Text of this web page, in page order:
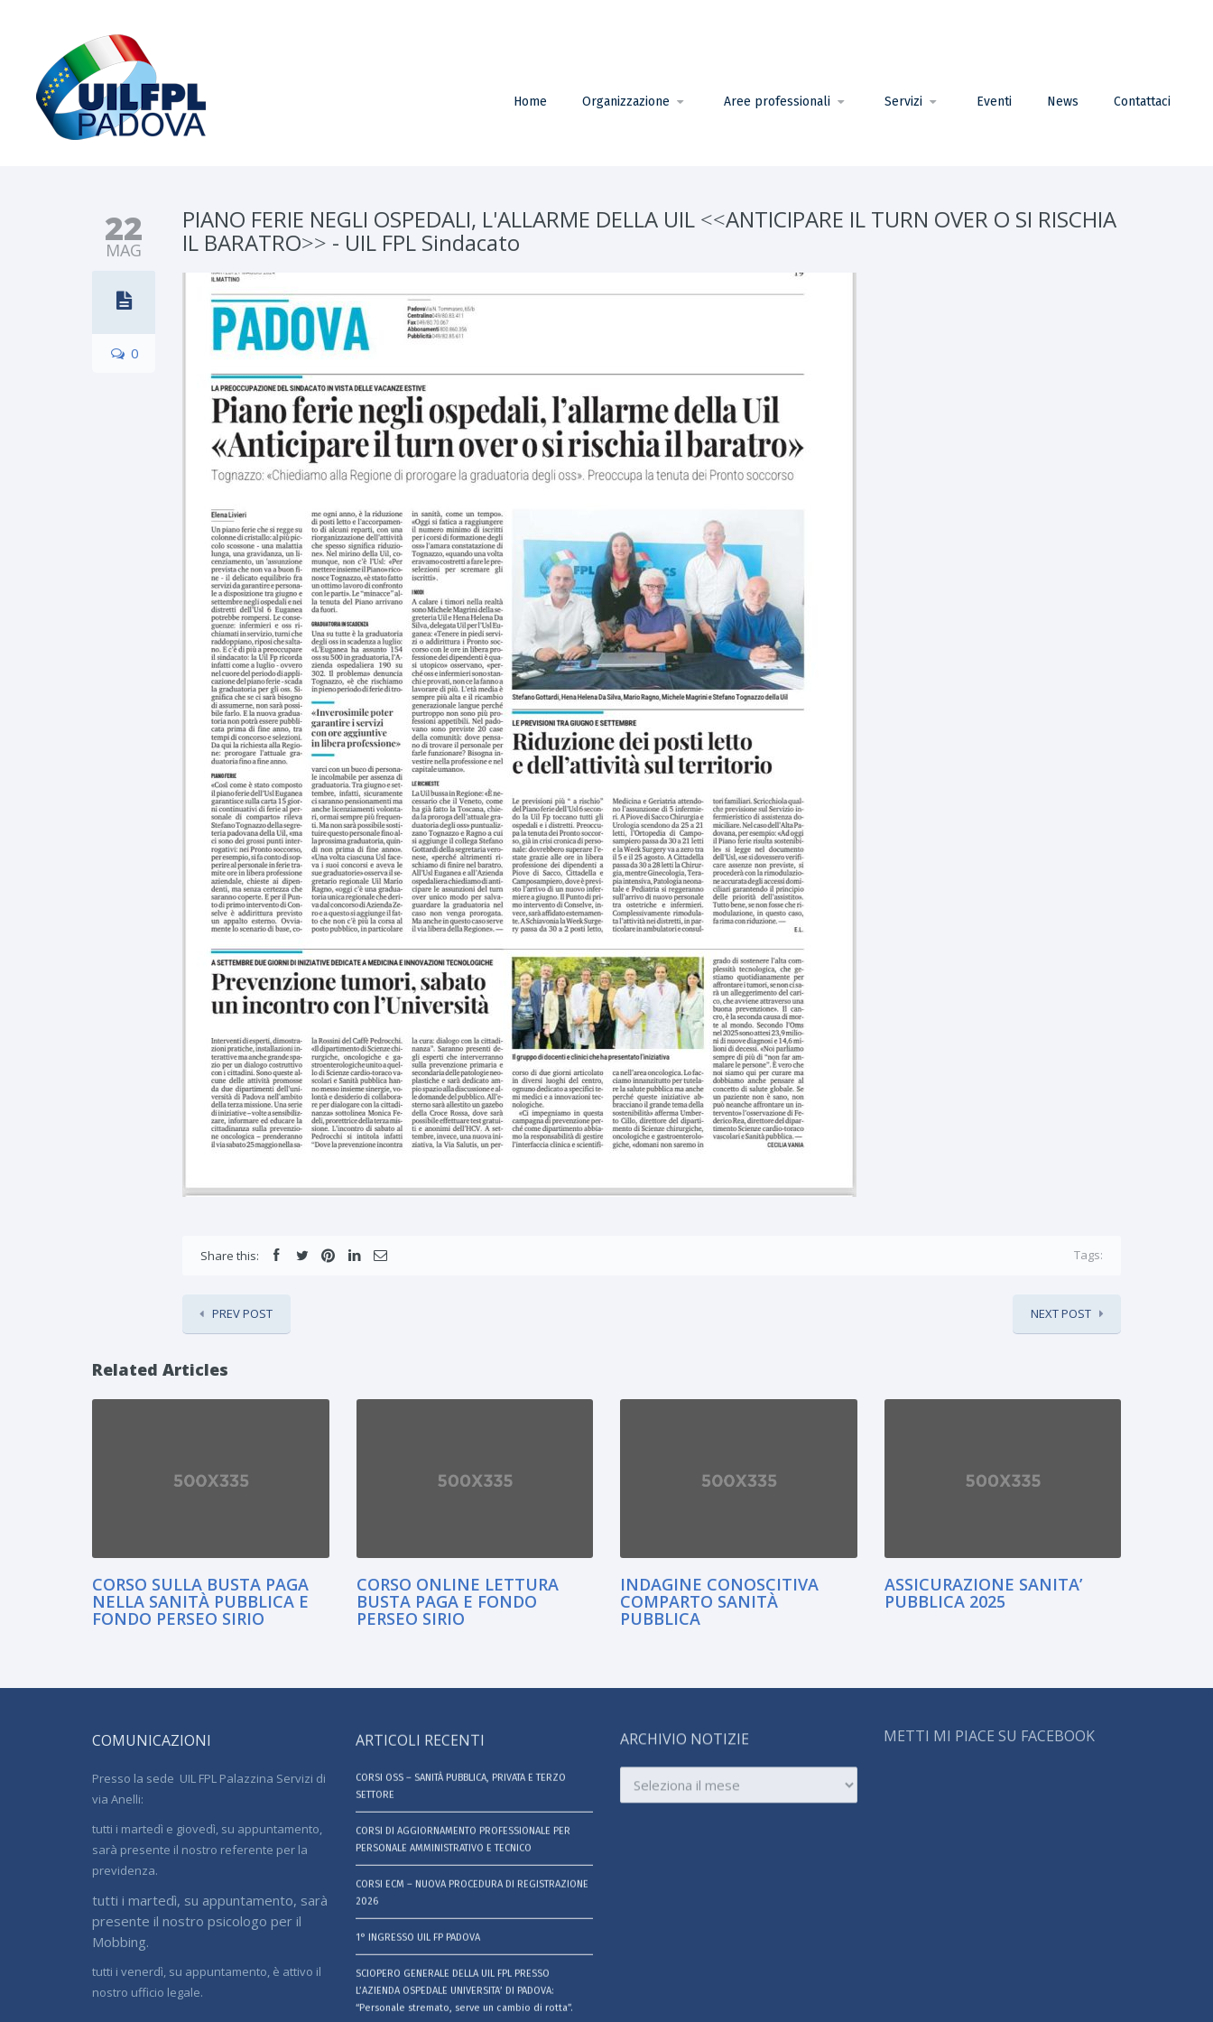
Home Organizzazione Aree professionali Servizi Eventi News Contattaci
22
MAG
0
PIANO FERIE NEGLI OSPEDALI, L'ALLARME DELLA UIL ˂˂ANTICIPARE IL TURN OVER O SI RISCHIA
IL BARATRO˃˃ - UIL FPL Sindacato
Share this: Tags:
PREV POST NEXT POST
Related Articles
CORSO SULLA BUSTA PAGA
NELLA SANITÀ PUBBLICA E
FONDO PERSEO SIRIO
CORSO ONLINE LETTURA
BUSTA PAGA E FONDO
PERSEO SIRIO
INDAGINE CONOSCITIVA
COMPARTO SANITÀ
PUBBLICA
ASSICURAZIONE SANITA’
PUBBLICA 2025
COMUNICAZIONI
Presso la sede UIL FPL Palazzina Servizi di
via Anelli:
tutti i martedì e giovedì, su appuntamento,
sarà presente il nostro referente per la
previdenza.
tutti i martedì, su appuntamento, sarà
presente il nostro psicologo per il
Mobbing.
tutti i venerdì, su appuntamento, è attivo il
nostro ufficio legale.
ARTICOLI RECENTI
CORSI OSS – SANITÀ PUBBLICA, PRIVATA E TERZO
SETTORE
CORSI DI AGGIORNAMENTO PROFESSIONALE PER
PERSONALE AMMINISTRATIVO E TECNICO
CORSI ECM – NUOVA PROCEDURA DI REGISTRAZIONE
2026
1° INGRESSO UIL FP PADOVA
SCIOPERO GENERALE DELLA UIL FPL PRESSO
L’AZIENDA OSPEDALE UNIVERSITA’ DI PADOVA:
“Personale stremato, serve un cambio di rotta”.
ARCHIVIO NOTIZIE
Archivio
notizie
METTI MI PIACE SU FACEBOOK